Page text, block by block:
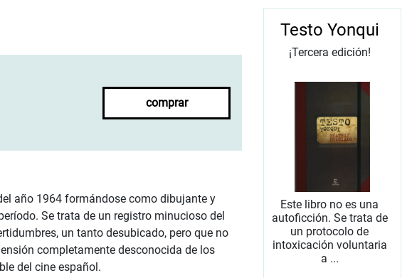
comprar
año 1964 formándose como dibujante y
Se trata de un registro minucioso del
un tanto desubicado, pero que no
completamente desconocida de los
del cine español.
Testo Yonqui
¡Tercera edición!
Este libro no es una
autoficción. Se trata de
un protocolo de
intoxicación voluntaria
a ...